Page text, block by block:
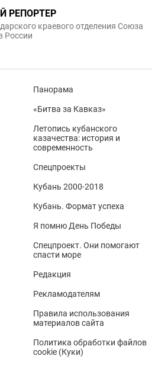
РЕПОРТЕР
краевого отделения Союза
России
Панорама
«Битва за Кавказ»
Летопись кубанского
казачества: история и
современность
Спецпроекты
Кубань 2000-2018
Кубань. Формат успеха
Я помню День Победы
Спецпроект. Они помогают
спасти море
Редакция
Рекламодателям
Правила использования
материалов сайта
Политика обработки файлов
cookie (Куки)